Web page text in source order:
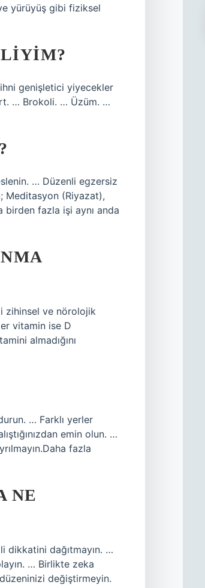
yürüyüş gibi fiziksel
genişletici yiyecekler
… Brokoli. … Üzüm. …
… Düzenli egzersiz
Meditasyon (Riyazat),
birden fazla işi aynı anda
zihinsel ve nörolojik
vitamin ise D
almadığını
… Farklı yerler
emin olun. …
fazla
NE
dikkatini dağıtmayın. …
… Birlikte zeka
değiştirmeyin.